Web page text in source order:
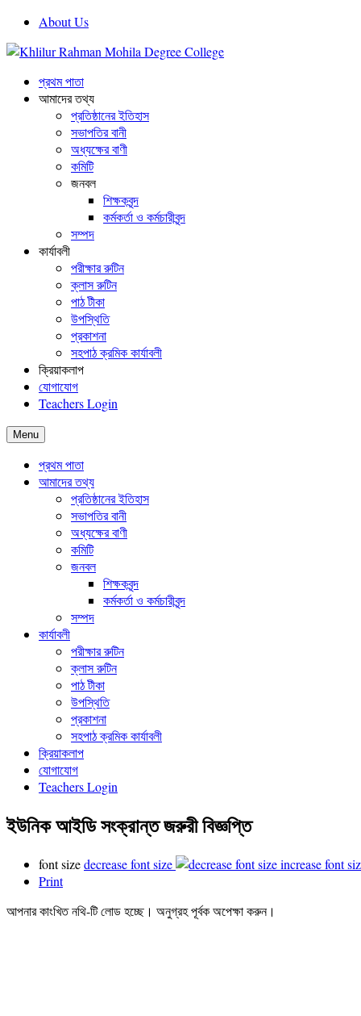
About Us
প্রথম পাতা
আমাদের তথ্য
প্রতিষ্ঠানের ইতিহাস
সভাপতির বানী
অধ্যক্ষের বাণী
কমিটি
জনবল
শিক্ষকবৃন্দ
কর্মকর্তা ও কর্মচারীবৃন্দ
সম্পদ
কার্যাবলী
পরীক্ষার রুটিন
ক্লাস রুটিন
পাঠ টীকা
উপস্থিতি
প্রকাশনা
সহপাঠ ক্রমিক কার্যাবলী
ক্রিয়াকলাপ
যোগাযোগ
Teachers Login
Menu
প্রথম পাতা
আমাদের তথ্য
প্রতিষ্ঠানের ইতিহাস
সভাপতির বানী
অধ্যক্ষের বাণী
কমিটি
জনবল
শিক্ষকবৃন্দ
কর্মকর্তা ও কর্মচারীবৃন্দ
সম্পদ
কার্যাবলী
পরীক্ষার রুটিন
ক্লাস রুটিন
পাঠ টীকা
উপস্থিতি
প্রকাশনা
সহপাঠ ক্রমিক কার্যাবলী
ক্রিয়াকলাপ
যোগাযোগ
Teachers Login
ইউনিক আইডি সংক্রান্ত জরুরী বিজ্ঞপ্তি
font sizedecrease font size
increase font
Print
আপনার কাংখিত নথি-টি লোড হচ্ছে। অনুগ্রহ পূর্বক অপেক্ষা করুন।